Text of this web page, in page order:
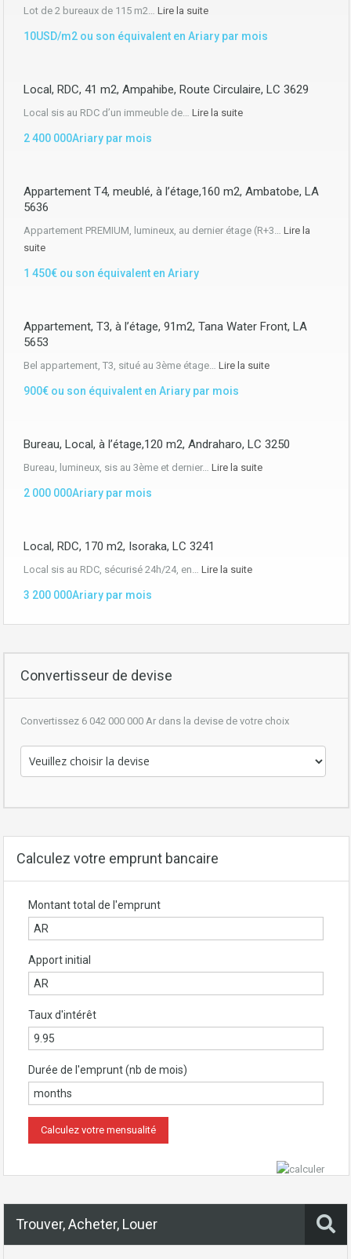
Lot de 2 bureaux de 115 m2… Lire la suite
10USD/m2 ou son équivalent en Ariary par mois
Local, RDC, 41 m2, Ampahibe, Route Circulaire, LC 3629
Local sis au RDC d’un immeuble de… Lire la suite
2 400 000Ariary par mois
Appartement T4, meublé, à l’étage,160 m2, Ambatobe, LA
5636
Appartement PREMIUM, lumineux, au dernier étage (R+3… Lire la
suite
1 450€ ou son équivalent en Ariary
Appartement, T3, à l’étage, 91m2, Tana Water Front, LA
5653
Bel appartement, T3, situé au 3ème étage… Lire la suite
900€ ou son équivalent en Ariary par mois
Bureau, Local, à l’étage,120 m2, Andraharo, LC 3250
Bureau, lumineux, sis au 3ème et dernier… Lire la suite
2 000 000Ariary par mois
Local, RDC, 170 m2, Isoraka, LC 3241
Local sis au RDC, sécurisé 24h/24, en… Lire la suite
3 200 000Ariary par mois
Convertisseur de devise
Convertissez 6 042 000 000 Ar dans la devise de votre choix
Calculez votre emprunt bancaire
Montant total de l'emprunt
Apport initial
Taux d'intérêt
Durée de l'emprunt (nb de mois)
Trouver, Acheter, Louer